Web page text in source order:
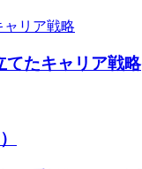
てたキャリア戦略